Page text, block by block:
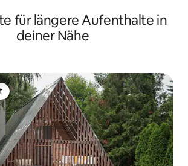
für längere Aufenthalte in
deiner Nähe
Favorit.